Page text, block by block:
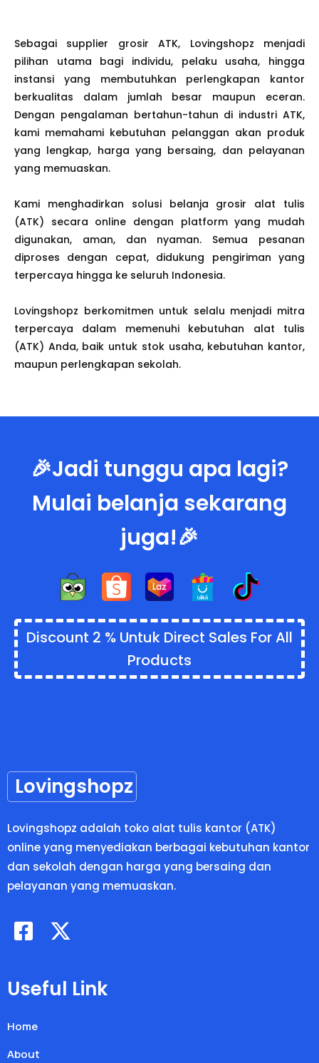
Sebagai supplier grosir ATK, Lovingshopz menjadi
pilihan utama bagi individu, pelaku usaha, hingga
instansi yang membutuhkan perlengkapan kantor
berkualitas dalam jumlah besar maupun eceran.
Dengan pengalaman bertahun-tahun di industri ATK,
kami memahami kebutuhan pelanggan akan produk
yang lengkap, harga yang bersaing, dan pelayanan
yang memuaskan.
Kami menghadirkan solusi belanja grosir alat tulis
(ATK) secara online dengan platform yang mudah
digunakan, aman, dan nyaman. Semua pesanan
diproses dengan cepat, didukung pengiriman yang
terpercaya hingga ke seluruh Indonesia.
Lovingshopz berkomitmen untuk selalu menjadi mitra
terpercaya dalam memenuhi kebutuhan alat tulis
(ATK) Anda, baik untuk stok usaha, kebutuhan kantor,
maupun perlengkapan sekolah.
🎉Jadi tunggu apa lagi?
Mulai belanja sekarang
juga!🎉
Discount 2 % Untuk Direct Sales For All
Products
Lovingshopz
Lovingshopz adalah toko alat tulis kantor (ATK)
online yang menyediakan berbagai kebutuhan kantor
dan sekolah dengan harga yang bersaing dan
pelayanan yang memuaskan.
Useful Link
Home
About